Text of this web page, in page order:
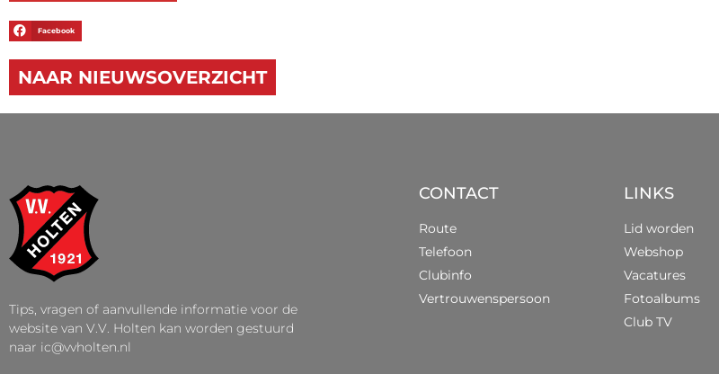
Facebook
NAAR NIEUWSOVERZICHT
Tips, vragen of aanvullende informatie voor de
website van V.V. Holten kan worden gestuurd
naar ic@vvholten.nl
CONTACT
Route
Telefoon
Clubinfo
Vertrouwenspersoon
LINKS
Lid worden
Webshop
Vacatures
Fotoalbums
Club TV